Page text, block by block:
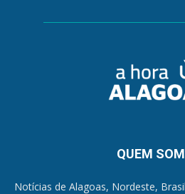
QUEM
Notícias de Alagoas, Nordeste,